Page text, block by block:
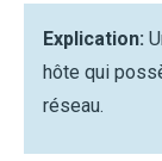
Explication:
hôte qui
réseau.